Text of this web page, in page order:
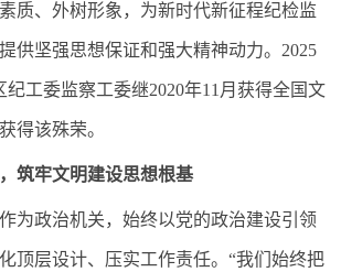
质、外树形象，为新时代新征程纪检监
供坚强思想保证和强大精神动力。2025
纪工委监察工委继2020年11月获得全国文
得该殊荣。
牢文明建设思想根基
政治机关，始终以党的政治建设引领
顶层设计、压实工作责任。“我们始终把